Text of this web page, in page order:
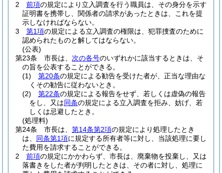
2
前項の規定により立入調査を行う職員は、その身分を示す
証明書を携帯し、関係者の請求があったときは、これを提
示しなければならない。
3
第1項の規定による立入調査の権限は、犯罪捜査のために
認められたものと解してはならない。
(公表)
第23条
市長は、 次の各号のいずれかに該当するときは、そ
の旨を公表することができる。
(1)
第20条の規定による勧告を受けた者が、正当な理由な
くその勧告に従わないとき。
(2)
第22条の規定による報告をせず、若しくは虚偽の報告
をし、又は同条の規定による立入調査を拒み、妨げ、若
しくは忌避したとき。
(処理料)
第24条
市長は、 第14条第2項の規定により処理したとき
は、 同条第1項に規定する所有者等に対し、当該処理に要し
た費用を請求することができる。
2
前項の規定にかかわらず、市長は、廃棄物を投棄し、又は
落書きをした者が判明したときは、その者に対し、処理に